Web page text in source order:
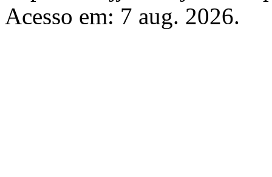
Acesso em: 7 aug. 2026.